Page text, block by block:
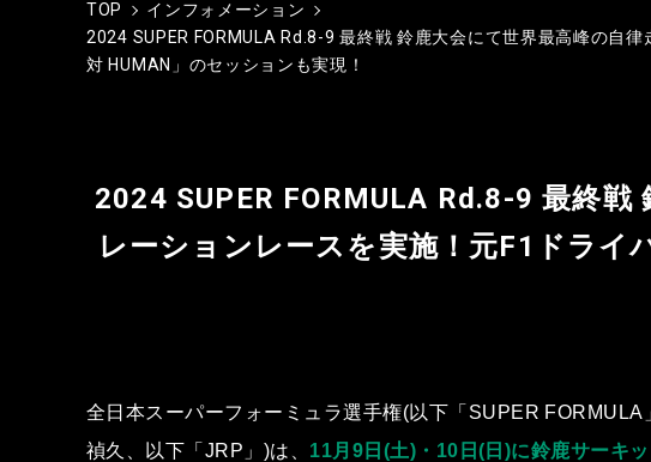
TOP
インフォメーション
2024 SUPER FORMULA Rd.8-9 最終戦 鈴⿅⼤会にて世界最⾼峰の⾃
対 HUMAN」のセッションも実現！
2024 SUPER FORMULA Rd.8-9 最終
レーションレースを実施！元F1ドライ
全⽇本スーパーフォーミュラ選⼿権(以下「SUPER
禎久、以下「JRP」)は、 11⽉9⽇ (⼟)・10⽇(⽇)に鈴⿅サーキッ